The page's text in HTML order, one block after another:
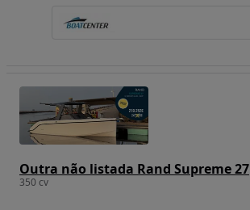
Outra não listada Rand Supreme 27
350 cv